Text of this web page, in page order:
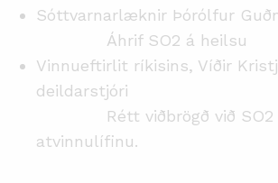
Sóttvarnarlæknir Þórólfur
Áhrif SO2 á heilsu
Vinnueftirlit ríkisins, Víðir
deildarstjóri
Rétt viðbrögð við SO2
atvinnulífinu.